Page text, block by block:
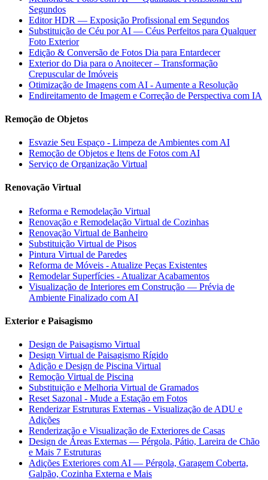
Segundos
Editor HDR — Exposição Profissional em Segundos
Substituição de Céu por AI — Céus Perfeitos para Qualquer
Foto Exterior
Edição & Conversão de Fotos Dia para Entardecer
Exterior do Dia para o Anoitecer – Transformação
Crepuscular de Imóveis
Otimização de Imagens com AI - Aumente a Resolução
Endireitamento de Imagem e Correção de Perspectiva com IA
Remoção de Objetos
Esvazie Seu Espaço - Limpeza de Ambientes com AI
Remoção de Objetos e Itens de Fotos com AI
Serviço de Organização Virtual
Renovação Virtual
Reforma e Remodelação Virtual
Renovação e Remodelação Virtual de Cozinhas
Renovação Virtual de Banheiro
Substituição Virtual de Pisos
Pintura Virtual de Paredes
Reforma de Móveis - Atualize Peças Existentes
Remodelar Superfícies - Atualizar Acabamentos
Visualização de Interiores em Construção — Prévia de
Ambiente Finalizado com AI
Exterior e Paisagismo
Design de Paisagismo Virtual
Design Virtual de Paisagismo Rígido
Adição e Design de Piscina Virtual
Remoção Virtual de Piscina
Substituição e Melhoria Virtual de Gramados
Reset Sazonal - Mude a Estação em Fotos
Renderizar Estruturas Externas - Visualização de ADU e
Adições
Renderização e Visualização de Exteriores de Casas
Design de Áreas Externas — Pérgola, Pátio, Lareira de Chão
e Mais 7 Estruturas
Adições Exteriores com AI — Pérgola, Garagem Coberta,
Galpão, Cozinha Externa e Mais